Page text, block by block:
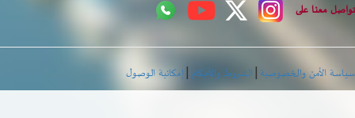
معنا على
الأمن والخصوصية| الشروط والأحكام| إمكانية الوصول